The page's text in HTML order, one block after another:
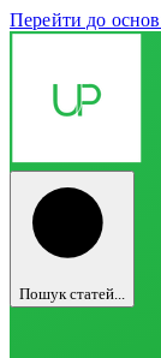
Перейти до
Пошук статей...